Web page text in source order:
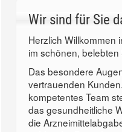
Wir sind für Sie
Herzlich Willkommen
im schönen,
Das besondere
vertrauenden
kompetentes Team
das gesundheitliche
die